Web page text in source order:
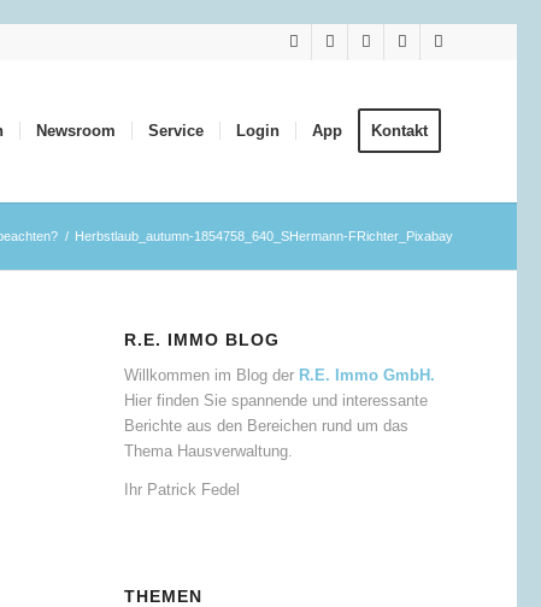
Newsroom Service Login App Kontakt
/ Herbstlaub_autumn-1854758_640_SHermann-FRichter_Pixabay
R.E. IMMO BLOG
Willkommen im Blog der R.E. Immo GmbH.
Hier finden Sie spannende und interessante
Berichte aus den Bereichen rund um das
Thema Hausverwaltung.
Ihr Patrick Fedel
THEMEN